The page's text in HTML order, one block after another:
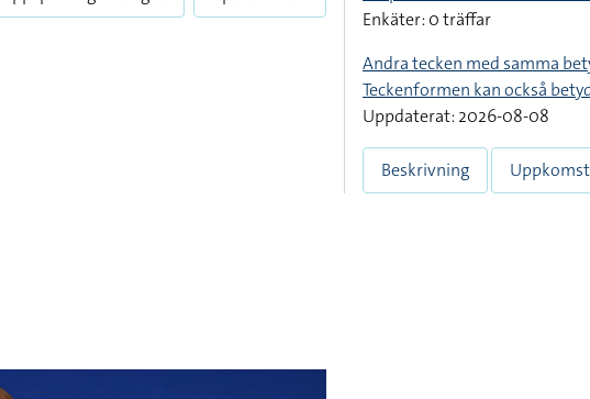
Enkäter: 0 träffar
Andra tecken med samma
Teckenformen kan också
Uppdaterat: 2026-08-08
Beskrivning Uppkomst